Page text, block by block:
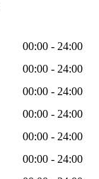
00:00 - 24:00
00:00 - 24:00
00:00 - 24:00
00:00 - 24:00
00:00 - 24:00
00:00 - 24:00